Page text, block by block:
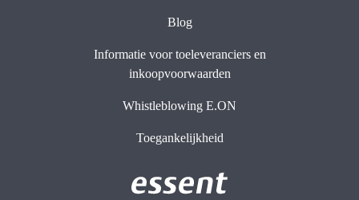
Blog
Informatie voor toeleveranciers en
inkoopvoorwaarden
Whistleblowing E.ON
Toegankelijkheid